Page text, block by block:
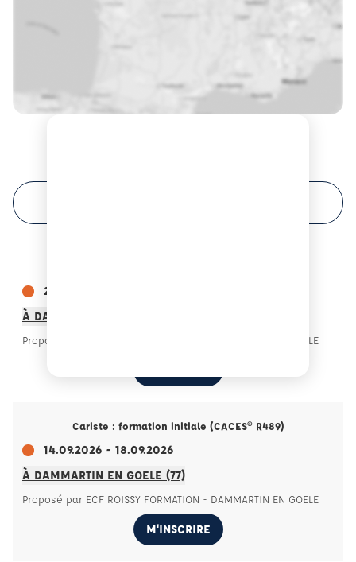
24.08.2026 - 28.08.2026
À DAMMARTIN EN GOELE (77)
Proposé par ECF ROISSY FORMATION - DAMMARTIN EN GOELE
Cariste : formation initiale (CACES® R489)
14.09.2026 - 18.09.2026
À DAMMARTIN EN GOELE (77)
Proposé par ECF ROISSY FORMATION - DAMMARTIN EN GOELE
M'INSCRIRE